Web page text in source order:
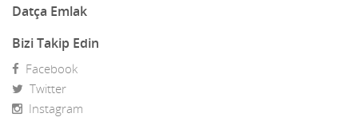
Dergiler
Diğer Ürünler
Direk Sahibinden Emlak
Diş Doktorları
Datça Emlak
Bizi Takip Edin
Facebook
Twitter
Instagram